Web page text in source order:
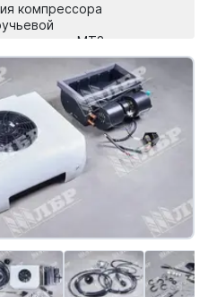
компрессора
МТЗ